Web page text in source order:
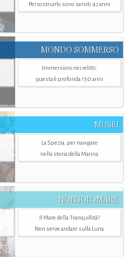
Per costruirlo sono serviti 47 anni
MONDO SOMMERSO
Immersioni nei relitti:
questa è profonda 150 anni
MUSEI
La Spezia. per navigare
nella storia della Marina
NONSOLOMARE
Il Mare della Tranquillità?
Non serve andare sulla Luna